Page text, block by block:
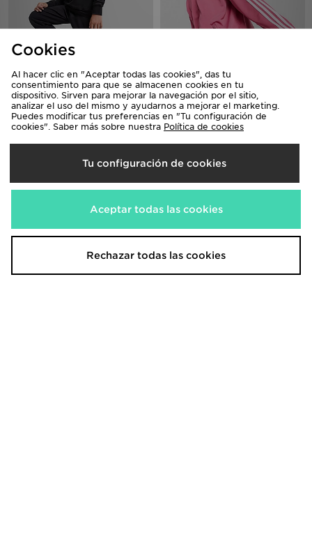
adidas Badge Of Sport Large
Logo Tracksuit Junior
50,00€
adidas Originals Girls' Firebird Full
Zip Track Top Junior
50,00€
Cookies
Al hacer clic en "Aceptar todas las cookies", das tu
consentimiento para que se almacenen cookies en tu
dispositivo. Sirven para mejorar la navegación por el sitio,
analizar el uso del mismo y ayudarnos a mejorar el marketing.
Puedes modificar tus preferencias en "Tu configuración de
cookies". Saber más sobre nuestra Política de cookies
Tu configuración de cookies
Aceptar todas las cookies
Rechazar todas las cookies